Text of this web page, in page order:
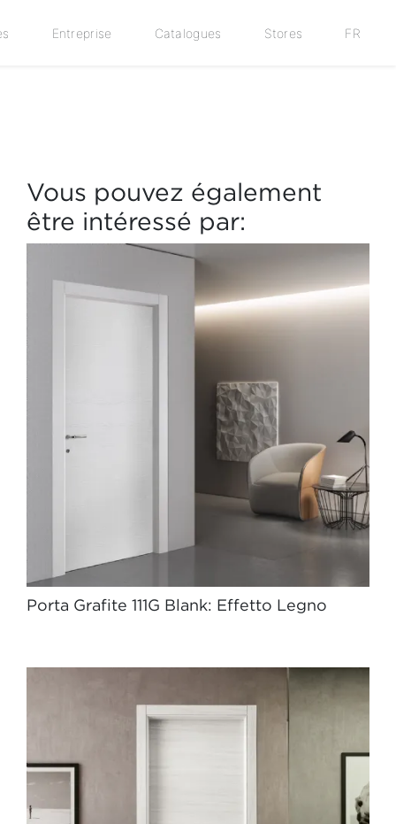
Entreprise Catalogues Stores FR
Vous pouvez également
être intéressé par:
Porta Grafite 111G Blank: Effetto Legno